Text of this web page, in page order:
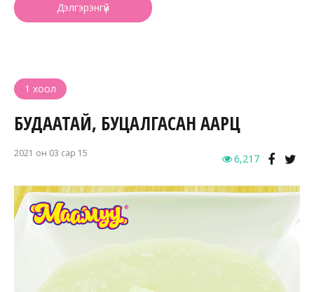
Дэлгэрэнгүй
1 хоол
БУДААТАЙ, БУЦАЛГАСАН ААРЦ
2021 он 03 сар 15 6,217